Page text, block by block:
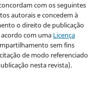
com os seguintes
autorais e concedem à
o direito de publicação
com uma Licença
sem fins
de modo referenciado
nesta revista).